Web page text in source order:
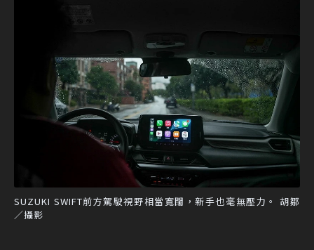
SUZUKI SWIFT前方駕駛視野相當寬闊，新手也毫無壓力。 胡鄒
／攝影